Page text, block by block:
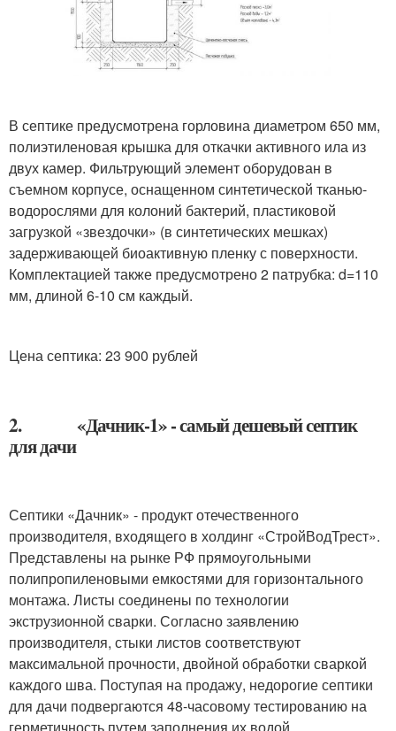
В септике предусмотрена горловина диаметром 650 мм,
полиэтиленовая крышка для откачки активного ила из
двух камер. Фильтрующий элемент оборудован в
съемном корпусе, оснащенном синтетической тканью-
водорослями для колоний бактерий, пластиковой
загрузкой «звездочки» (в синтетических мешках)
задерживающей биоактивную пленку с поверхности.
Комплектацией также предусмотрено 2 патрубка: d=110
мм, длиной 6-10 см каждый.
Цена септика: 23 900 рублей
2. «Дачник-1» - самый дешевый септик
для дачи
Септики «Дачник» - продукт отечественного
производителя, входящего в холдинг «СтройВодТрест».
Представлены на рынке РФ прямоугольными
полипропиленовыми емкостями для горизонтального
монтажа. Листы соединены по технологии
экструзионной сварки. Согласно заявлению
производителя, стыки листов соответствуют
максимальной прочности, двойной обработки сваркой
каждого шва. Поступая на продажу, недорогие септики
для дачи подвергаются 48-часовому тестированию на